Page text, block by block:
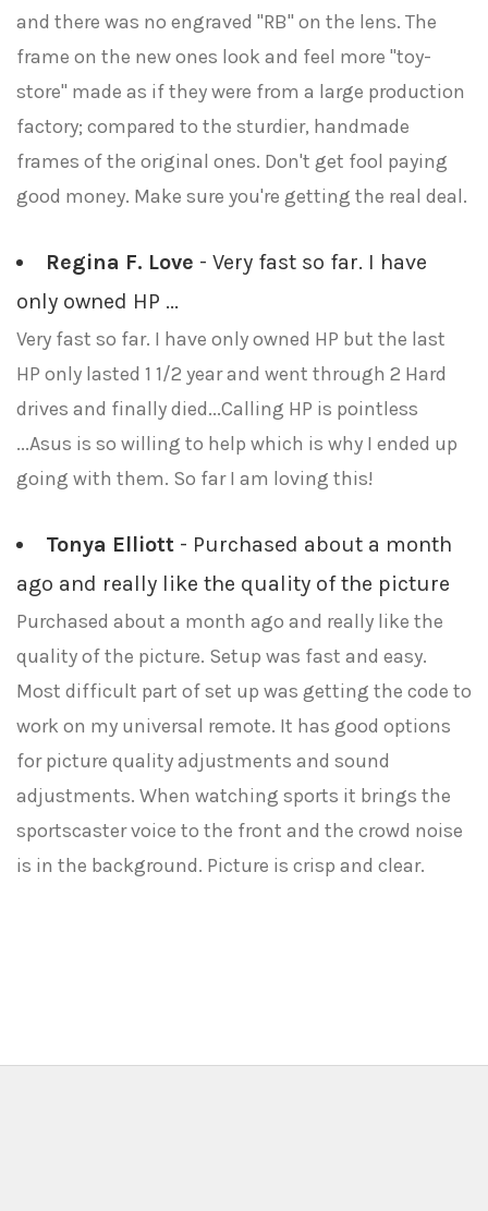
and there was no engraved "RB" on the lens. The
frame on the new ones look and feel more "toy-
store" made as if they were from a large production
factory; compared to the sturdier, handmade
frames of the original ones. Don't get fool paying
good money. Make sure you're getting the real deal.
Regina F. Love - Very fast so far. I have
only owned HP ...
Very fast so far. I have only owned HP but the last
HP only lasted 1 1/2 year and went through 2 Hard
drives and finally died...Calling HP is pointless
...Asus is so willing to help which is why I ended up
going with them. So far I am loving this!
Tonya Elliott - Purchased about a month
ago and really like the quality of the picture
Purchased about a month ago and really like the
quality of the picture. Setup was fast and easy.
Most difficult part of set up was getting the code to
work on my universal remote. It has good options
for picture quality adjustments and sound
adjustments. When watching sports it brings the
sportscaster voice to the front and the crowd noise
is in the background. Picture is crisp and clear.